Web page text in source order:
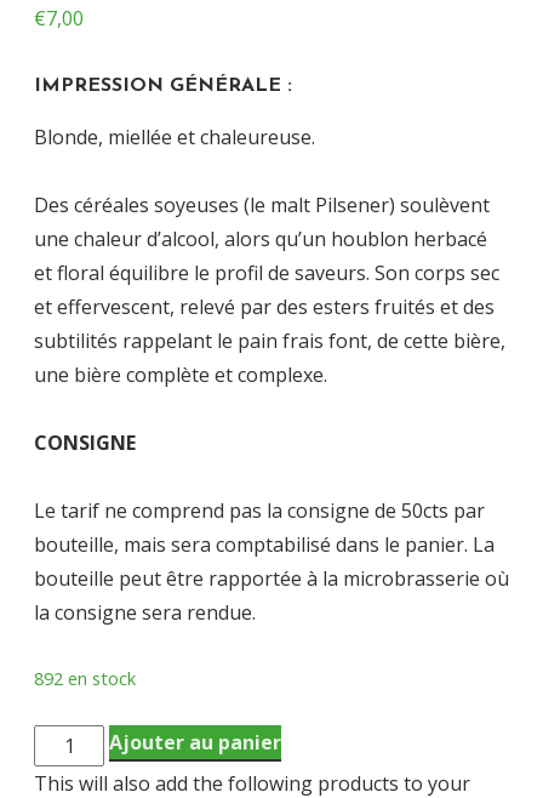
€7,00
IMPRESSION GÉNÉRALE :
Blonde, miellée et chaleureuse.
Des céréales soyeuses (le malt Pilsener) soulèvent
une chaleur d’alcool, alors qu’un houblon herbacé
et floral équilibre le profil de saveurs. Son corps sec
et effervescent, relevé par des esters fruités et des
subtilités rappelant le pain frais font, de cette bière,
une bière complète et complexe.
CONSIGNE
Le tarif ne comprend pas la consigne de 50cts par
bouteille, mais sera comptabilisé dans le panier. La
bouteille peut être rapportée à la microbrasserie où
la consigne sera rendue.
892 en stock
quantité
de
Ajouter au panier
This will also add the following products to your